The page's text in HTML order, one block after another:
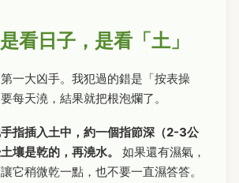
看日子，是看「土」
一大凶手。我犯過的錯是「按表操
每天澆，結果就把根泡爛了。
指插入土中，約一個指節深（2-3公
壤是乾的，再澆水。
如果還有濕氣，
它稍微乾一點，也不要一直濕答答。